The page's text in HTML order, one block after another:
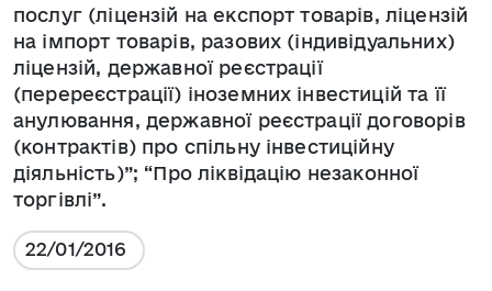
послуг (ліцензій на експорт товарів, ліцензій
на імпорт товарів, разових (індивідуальних)
ліцензій, державної реєстрації
(перереєстрації) іноземних інвестицій та її
анулювання, державної реєстрації договорів
(контрактів) про спільну інвестиційну
діяльність)”; “Про ліквідацію незаконної
торгівлі”.
22/01/2016